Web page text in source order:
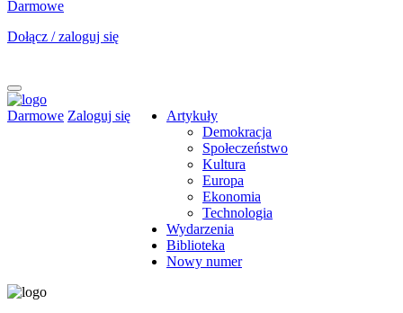
Darmowe
Dołącz / zaloguj się
Darmowe Zaloguj się
Artykuły
Demokracja
Społeczeństwo
Kultura
Europa
Ekonomia
Technologia
Wydarzenia
Biblioteka
Nowy numer